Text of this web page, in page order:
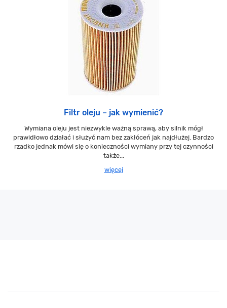
Filtr oleju – jak wymienić?
Wymiana oleju jest niezwykle ważną sprawą, aby silnik mógł
prawidłowo działać i służyć nam bez zakłóceń jak najdłużej. Bardzo
rzadko jednak mówi się o konieczności wymiany przy tej czynności
także...
więcej